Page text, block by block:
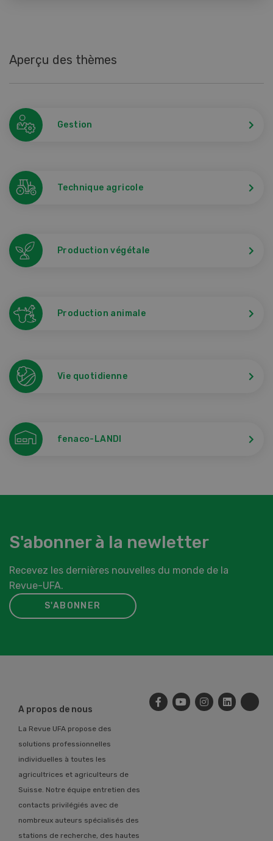
Aperçu des thèmes
Gestion
Technique agricole
Production végétale
Production animale
Vie quotidienne
fenaco-LANDI
S'abonner à la newletter
Recevez les dernières nouvelles du monde de la
Revue-UFA.
S'ABONNER
A propos de nous
La Revue UFA propose des
solutions professionnelles
individuelles à toutes les
agricultrices et agriculteurs de
Suisse. Notre équipe entretien des
contacts privilégiés avec de
nombreux auteurs spécialisés des
stations de recherche, des hautes